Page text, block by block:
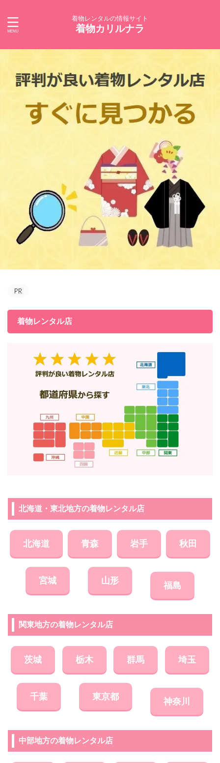
着物レンタルの情報サイト
着物カリルナラ
着物レンタル店
北海道・東北地方の着物レンタル店
北海道 青森 岩手 秋田
宮城 山形 福島
関東地方の着物レンタル店
茨城 栃木 群馬 埼玉
千葉 東京都 神奈川
中部地方の着物レンタル店